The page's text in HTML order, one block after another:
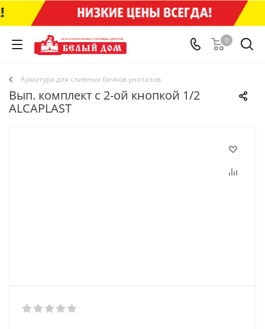
0
Арматура для сливных бачков унитазов
Вып. комплект с 2-ой кнопкой 1/2
ALCAPLAST